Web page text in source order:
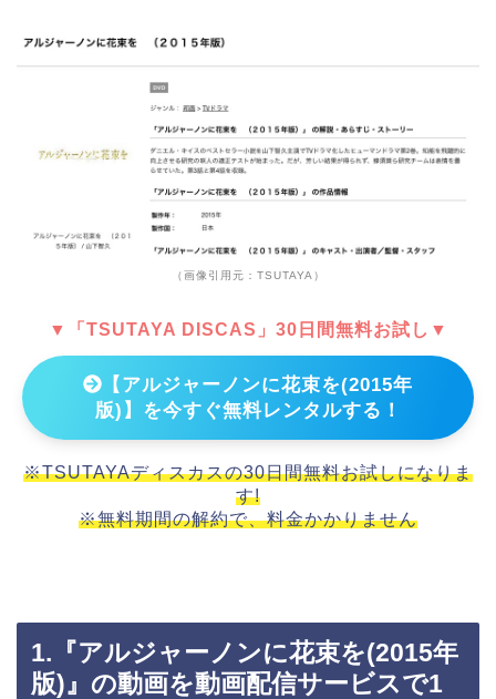
（画像引用元：TSUTAYA）
▼「TSUTAYA DISCAS」30日間無料お試し▼
【アルジャーノンに花束を(2015年
版)】を今すぐ無料レンタルする！
※TSUTAYAディスカスの30日間無料お試しになりま
す!
※無料期間の解約で、料金かかりません
1.『アルジャーノンに花束を(2015年
版)』の動画を動画配信サービスで1